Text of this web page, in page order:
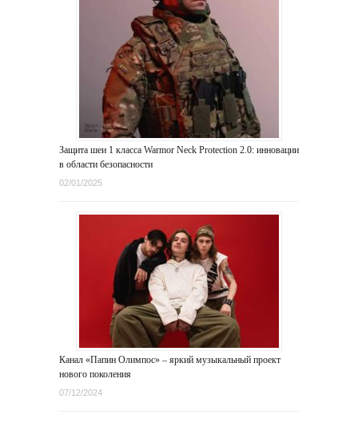
Защита шеи 1 класса Warmor Neck Protection 2.0: инновации
в области безопасности
02/01/2025
Канал «Папин Олимпос» – яркий музыкальный проект
нового поколения
07/12/2024